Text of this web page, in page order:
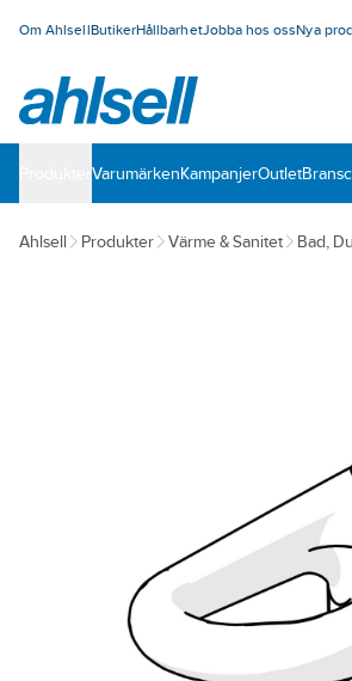
Om AhlsellButikerHållbarhetJobba hos ossNya
VarumärkenKampanjerOutlet
Ahlsell Produkter Värme & Sanitet Bad,